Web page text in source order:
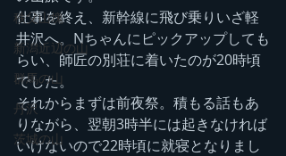
秩父山塊
新潟近辺の山
群馬の山
丹沢
茨城の山
仕事を終え、新幹線に飛び乗りいざ軽
井沢へ。Nちゃんにピックアップしても
らい、師匠の別荘に着いたのが20時頃
でした。
それからまずは前夜祭。積もる話もあ
りながら、翌朝3時半には起きなければ
いけないので22時頃に就寝となりまし